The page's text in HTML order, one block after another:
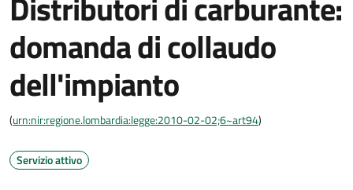
domanda di collaudo
dell'impianto
(urn:nir:regione.lombardia:legge:2010-02-02;6~art94)
Servizio attivo